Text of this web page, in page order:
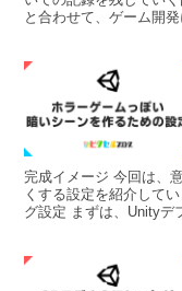
と合わせて、ゲーム開
完成イメージ 今回は、
くする設定を紹介して
グ設定 まずは、Unityデ